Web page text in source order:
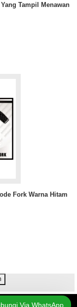
Tampil Menawan
Fork Warna Hitam
Via WhatsApp